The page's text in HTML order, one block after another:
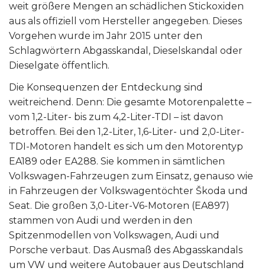
weit größere Mengen an schädlichen Stickoxiden
aus als offiziell vom Hersteller angegeben. Dieses
Vorgehen wurde im Jahr 2015 unter den
Schlagwörtern Abgasskandal, Dieselskandal oder
Dieselgate öffentlich.
Die Konsequenzen der Entdeckung sind
weitreichend. Denn: Die gesamte Motorenpalette –
vom 1,2-Liter- bis zum 4,2-Liter-TDI – ist davon
betroffen. Bei den 1,2-Liter, 1,6-Liter- und 2,0-Liter-
TDI-Motoren handelt es sich um den Motorentyp
EA189 oder EA288. Sie kommen in sämtlichen
Volkswagen-Fahrzeugen zum Einsatz, genauso wie
in Fahrzeugen der Volkswagentöchter Škoda und
Seat. Die großen 3,0-Liter-V6-Motoren (EA897)
stammen von Audi und werden in den
Spitzenmodellen von Volkswagen, Audi und
Porsche verbaut. Das Ausmaß des Abgasskandals
um VW und weitere Autobauer aus Deutschland